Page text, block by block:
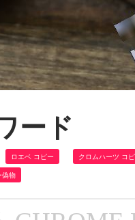
ード
ロエベ コピー クロムハーツ コ
偽物